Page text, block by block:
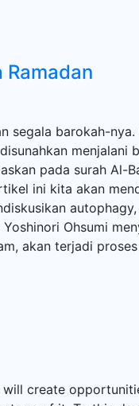
Ramadan
segala barokah-
menjalani
pada surah Al-
ini kita akan
Ohsumi
akan terjadi
create